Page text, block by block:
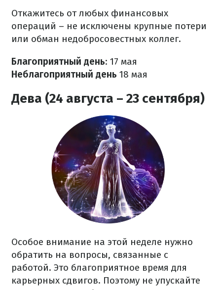
Откажитесь от любых финансовых
операций – не исключены крупные потери
или обман недобросовестных коллег.
Благоприятный день: 17 мая
Неблагоприятный день 18 мая
Дева (24 августа – 23 сентября)
Особое внимание на этой неделе нужно
обратить на вопросы, связанные с
работой. Это благоприятное время для
карьерных сдвигов. Поэтому не упускайте